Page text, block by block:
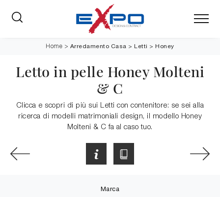
Home > Arredamento Casa >Letti >Honey
Letto in pelle Honey Molteni
& C
Clicca e scopri di più sui Letti con contenitore: se sei alla
ricerca di modelli matrimoniali design, il modello Honey
Molteni & C fa al caso tuo.
Marca